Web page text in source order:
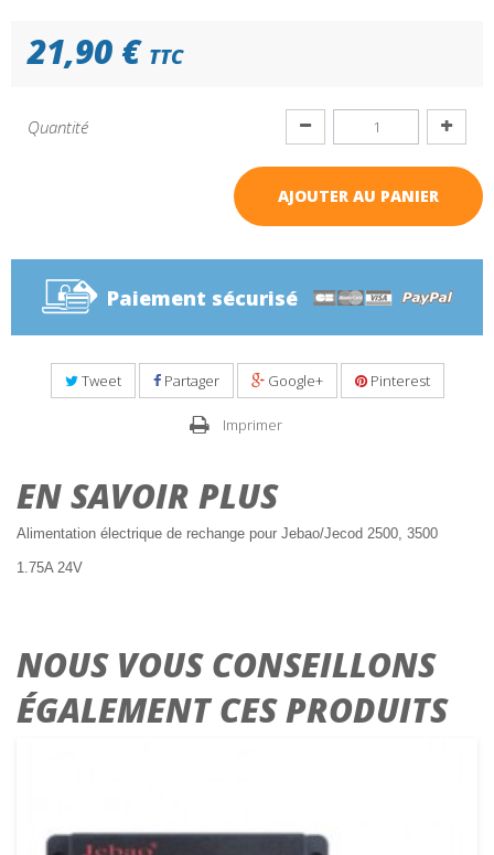
21,90 € TTC
Quantité
AJOUTER AU PANIER
Paiement sécurisé
Tweet Partager Google+ Pinterest
Imprimer
EN SAVOIR PLUS
Alimentation électrique de rechange pour Jebao/Jecod 2500, 3500
1.75A 24V
NOUS VOUS CONSEILLONS
ÉGALEMENT CES PRODUITS